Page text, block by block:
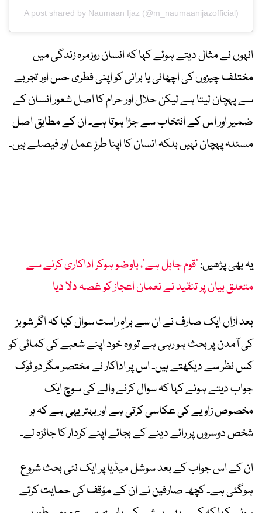
A post shared by Naumaan Ijaz (@m_naumaanijazofficial)
انہوں نے مثال دیتے ہوئے کہا کہ انسان روزمرہ زندگی میں
مختلف چیزوں کی اچھائی یا برائی کو اپنی فطری حس اور تجربے
سے پہچان لیتا ہے لیکن حلال اور حرام کا اصل شعور انسان کے
ضمیر اور اس کے انتخاب سے جڑا ہوتا ہے۔ ان کے مطابق اصل
مسئلہ پہچان نہیں بلکہ انسان کا اپنا طرزِ عمل اور فیصلے ہیں۔
یہ بھی پڑھیں:’قوم جاہل ہے‘، باوضو ہوکر اداکاری کرنے سے
متعلق بیان پر تنقید نے نعمان اعجاز کو غصہ دلا دیا
بعد ازاں ایک صارف نے ان سے براہِ راست سوال کیا کہ اگر شوبز
کی آمدن پر بحث ہو رہی ہے تو وہ خود اپنے شعبے کی کمائی کو
کس نظر سے دیکھتے ہیں۔ اس پر اداکار نے مختصر مگر دو ٹوک
جواب دیتے ہوئے کہا کہ سوال کرنے والے کی سوچ ایک
مخصوص زاویے کی عکاسی کرتی ہے اور بہتر یہی ہے کہ ہر
شخص دوسروں پر رائے دینے کے بجائے اپنے کردار کا جائزہ لے۔
ان کے اس جواب کے بعد سوشل میڈیا پر ایک نئی بحث شروع
ہوگئی ہے۔ کچھ صارفین نے ان کے مؤقف کی حمایت کرتے